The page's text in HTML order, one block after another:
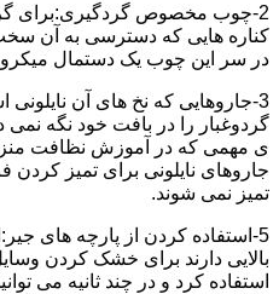
2-چوب مخصوص گردگیری:برای
کناره هایی که دسترسی به آن
در سر این چوب یک دستمال
3-جاروهایی که نخ های آن
گردوغبار را در بافت خود نگه نمی
ی مهمی که در آموزش نظافت منزل
جاروهای نایلونی برای تمیز
تمیز نمی شوند.
5-استفاده کردن از پارچه های
بالایی دارند برای خشک کردن
استفاده کرد و در چند ثانیه می